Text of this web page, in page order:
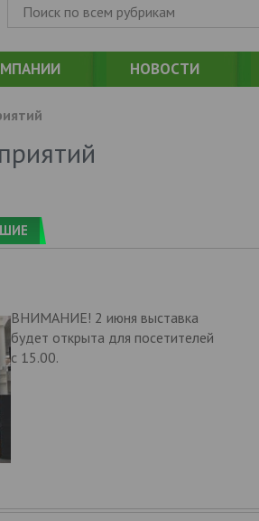
НОВОСТИ
ВНИМАНИЕ! 2 июня выставка
будет открыта для посетителей
с 15.00.